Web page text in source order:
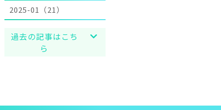
2025-01（21）
過去の記事はこち
ら